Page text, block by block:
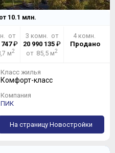
10.1 млн.
от
₽
м2
3 комн. от
20 990 135 ₽
от 85,5 м2
4 комн.
Продано
Класс жилья
Комфорт-класс
Компания
ПИК
На страницу Новостройки